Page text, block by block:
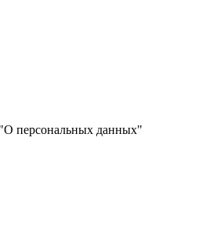
"О персональных данных"